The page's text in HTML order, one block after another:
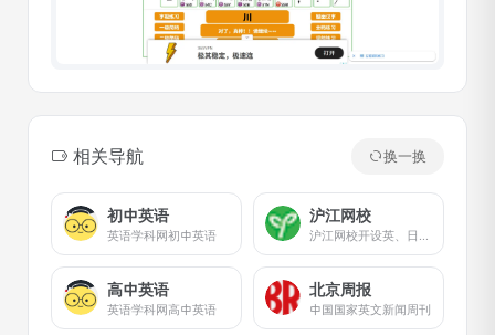
相关导航 换一换
初中英语
英语学科网初中英语
沪江网校
沪江网校开设英、日、法、韩、泰、德、西班牙等13国外语课程，涵盖升学应试、海外留学、工作商务等。丰富全面的课程类型，为不同需求的学习者提供学习方案。
高中英语
英语学科网高中英语
北京周报
中国国家英文新闻周刊